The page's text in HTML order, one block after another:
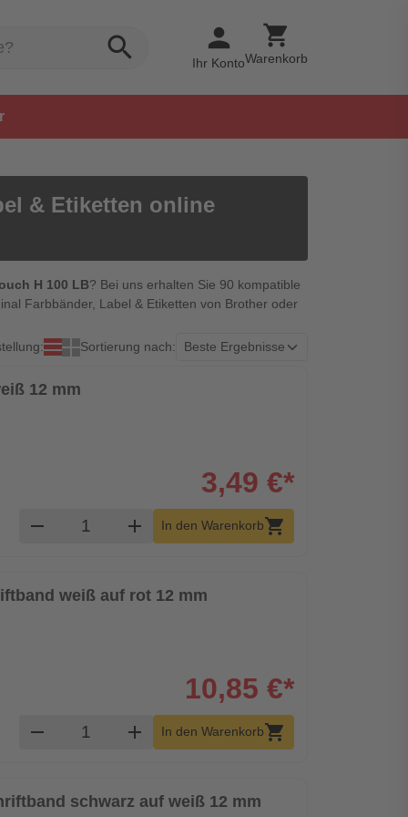
search person
Ihr Konto
shopping_cart
Warenkorb
& Etiketten online
H 100 LB? Bei uns erhalten Sie 90 kompatible
Farbbänder, Label & Etiketten von Brother oder
Sortierung nach:
12 mm
3,49 €*
remove Produkt Warenkorb Menge
add In den Warenkorbshopping_cart
weiß auf rot 12 mm
10,85 €*
remove Produkt Warenkorb Menge
add In den Warenkorbshopping_cart
schwarz auf weiß 12 mm